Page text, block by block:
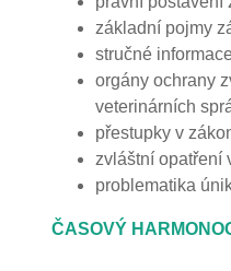
základní pojmy
stručné
orgány ochrany
veterinárních
přestupky v
zvláštní opatření
problematika
ČASOVÝ